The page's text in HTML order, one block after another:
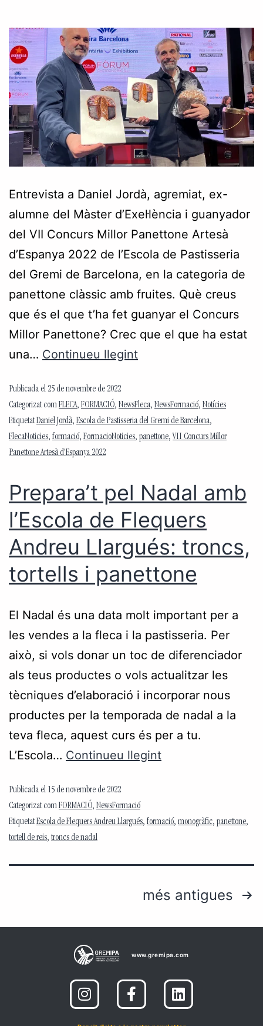
Entrevista a Daniel Jordà, agremiat, ex-
alumne del Màster d’Exel·lència i guanyador
del VII Concurs Millor Panettone Artesà
d’Espanya 2022 de l’Escola de Pastisseria
del Gremi de Barcelona, en la categoria de
panettone clàssic amb fruites. Què creus
que és el que t’ha fet guanyar el Concurs
Millor Panettone? Crec que el que ha estat
una… Continueu llegint
Publicada el 25 de novembre de 2022
Categorizat comFLECA, FORMACIÓ, NewsFleca, NewsFormació, Notícies
EtiquetatDaniel Jordà, Escola de Pastisseria del Gremi de Barcelona,
FlecaNoticies, formació, FormacioNoticies, panettone, VII Concurs Millor
Panettone Artesà d'Espanya 2022
Prepara’t pel Nadal amb
l’Escola de Flequers
Andreu Llargués: troncs,
tortells i panettone
El Nadal és una data molt important per a
les vendes a la fleca i la pastisseria. Per
això, si vols donar un toc de diferenciador
als teus productes o vols actualitzar les
tècniques d’elaboració i incorporar nous
productes per la temporada de nadal a la
teva fleca, aquest curs és per a tu.
L’Escola… Continueu llegint
Publicada el 15 de novembre de 2022
Categorizat comFORMACIÓ, NewsFormació
EtiquetatEscola de Flequers Andreu Llargués, formació, monogràfic, panettone,
tortell de reis, troncs de nadal
més antigues
www.gremipa.com